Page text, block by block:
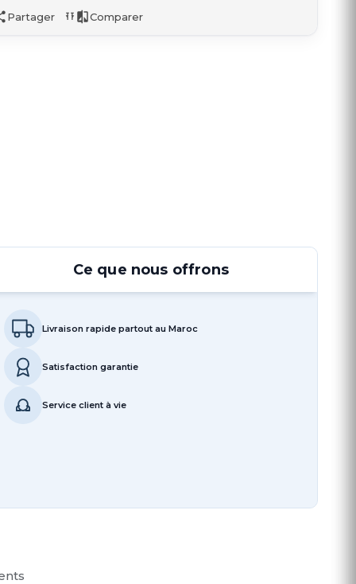
Partager Comparer
Ce que nous offrons
Livraison rapide partout au Maroc
Satisfaction garantie
Service client à vie